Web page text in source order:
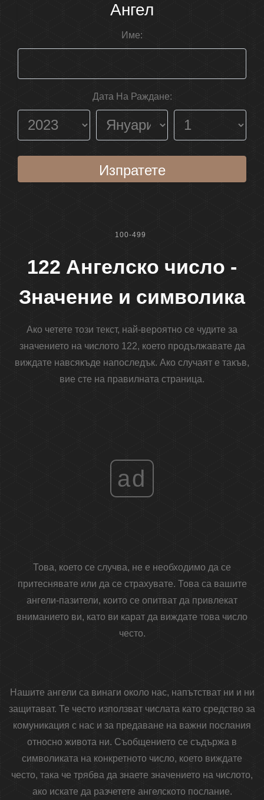
Ангел
Име:
Дата На Раждане:
Изпратете
100-499
122 Ангелско число -
Значение и символика
Ако четете този текст, най-вероятно се чудите за
значението на числото 122, което продължавате да
виждате навсякъде напоследък. Ако случаят е такъв,
вие сте на правилната страница.
ad
Това, което се случва, не е необходимо да се
притеснявате или да се страхувате. Това са вашите
ангели-пазители, които се опитват да привлекат
вниманието ви, като ви карат да виждате това число
често.
Нашите ангели са винаги около нас, напътстват ни и ни
защитават. Те често използват числата като средство за
комуникация с нас и за предаване на важни послания
относно живота ни. Съобщението се съдържа в
символиката на конкретното число, което виждате
често, така че трябва да знаете значението на числото,
ако искате да разчетете ангелското послание.